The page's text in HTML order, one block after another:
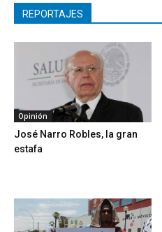
REPORTAJES
Opinión
José Narro Robles, la gran
estafa